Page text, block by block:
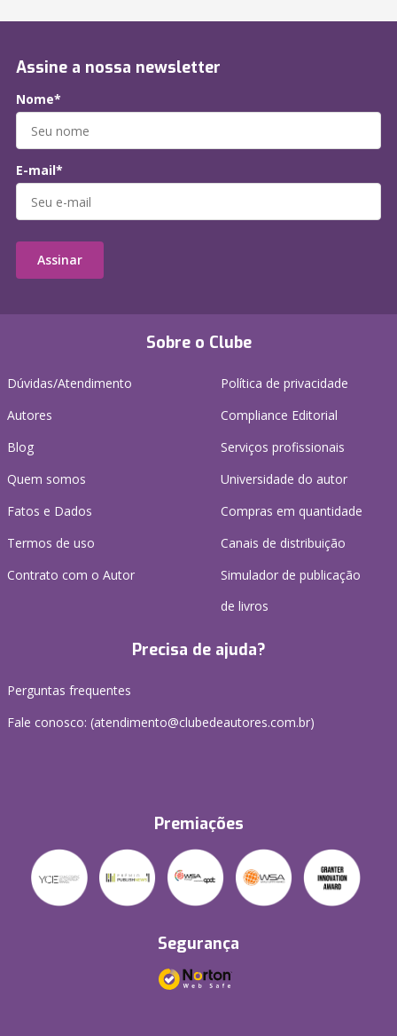
Sobre o Clube
Dúvidas/Atendimento
Autores
Blog
Quem somos
Fatos e Dados
Termos de uso
Contrato com o Autor
Política de privacidade
Compliance Editorial
Serviços profissionais
Universidade do autor
Compras em quantidade
Canais de distribuição
Simulador de publicação
de livros
Precisa de ajuda?
Perguntas frequentes
Fale conosco: (atendimento@clubedeautores.com.br)
Premiações
Segurança
Assine a nossa newsletter
Nome*
E-mail*
Assinar